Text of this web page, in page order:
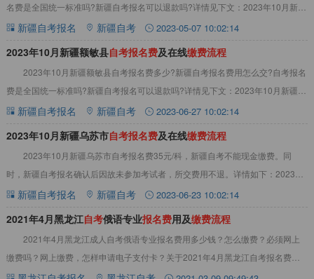
名费是全国统一标准吗?新疆自考报名可以退款吗?详情见下文：2023年10月新疆
阿合奇县自考报名费及缴费流程
新疆自考报名 新疆自考 2023-05-07 10:02:14
2023年10月新疆额敏县自考报名费及在线缴费流程
2023年10月新疆额敏县自考报名费多少?新疆自考报名费用怎么交?自考报名
费是全国统一标准吗?新疆自考报名可以退款吗?详情见下文：2023年10月新疆额
敏县自考报名费及在线缴费流程
新疆自考报名 新疆自考 2023-06-27 10:02:14
2023年10月新疆乌苏市自考报名费及在线缴费流程
2023年10月新疆乌苏市自考报名费35元/科，新疆自考不能现金缴费。同
时，新疆自考报名确认后因故未参加考试者，所交费用不退。详情如下：2023年
10月新疆乌苏市自考报名费及在线缴
新疆自考报名 新疆自考 2023-06-23 10:02:14
2021年4月黑龙江自考俄语专业报名费用及缴费流程
2021年4月黑龙江成人自考俄语专业报名费用多少钱？怎么缴费？必须网上
缴费吗？网上缴费，怎样申请电子支付卡？关于2021年4月黑龙江自考报名费用
及相关注意事项，详情见下文：2021